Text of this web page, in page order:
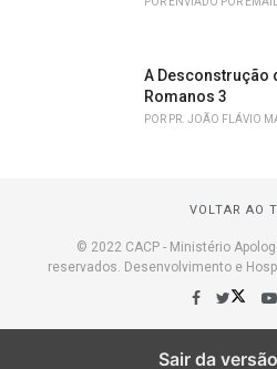
A Desconstrução
Romanos 3
POR PR. JOÃO FLÁVIO
VOLTAR AO
© 2022 CACP - Ministério
reservados. Desenvolvimento e
Sair da